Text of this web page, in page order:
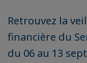
Retrouvez la
financière du
du 06 au 13